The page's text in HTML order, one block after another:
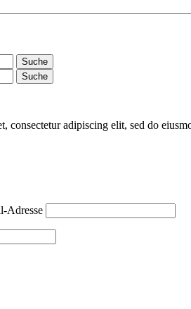
consectetur adipiscing elit, sed do
Adresse